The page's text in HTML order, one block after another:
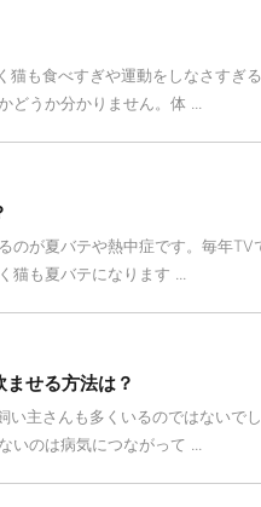
も食べすぎや運動をしなさすぎ
どうか分かりません。体 ...
のが夏バテや熱中症です。毎年TV
猫も夏バテになります ...
せる方法は？
主さんも多くいるのではないで
いのは病気につながって ...